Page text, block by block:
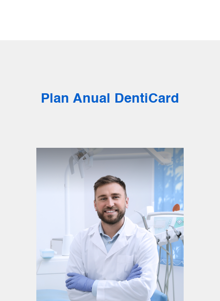
Plan Anual DentiCard